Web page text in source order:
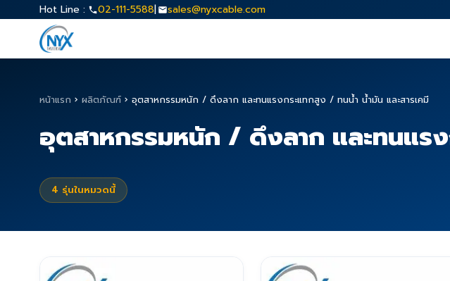
Hot Line : 02-111-5588| sales@nyxcable.com
หน้าแรก › ผลิตภัณฑ์ › อุตสาหกรรมหนัก / ดึงลาก และทนแรงกระแทกสูง / ทนน้ำ น้ำมัน และสารเคมี
อุตสาหกรรมหนัก / ดึงลาก และทนแร
4 รุ่นในหมวดนี้